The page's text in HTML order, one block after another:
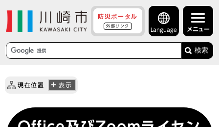
防災ポータル
外部リンク
Language メニュー
検索
現在位置 表示